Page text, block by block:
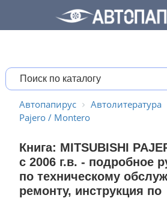
Автопапирус Автолитература
Pajero / Montero
Книга: MITSUBISHI
с 2006 г.в. - подробное
по техническому
ремонту, инструкция по